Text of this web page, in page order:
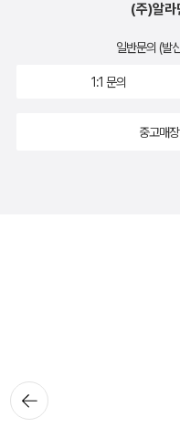
뒤로가
기
(주)알라
일반문의 (발
1:1 문의
중고매